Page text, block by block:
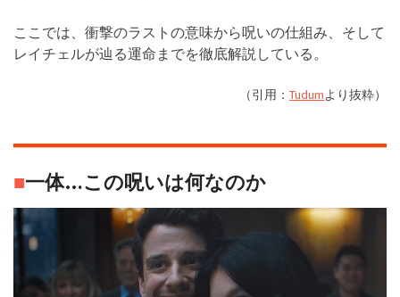
ここでは、衝撃のラストの意味から呪いの仕組み、そして
レイチェルが辿る運命までを徹底解説している。
（引用：Tudumより抜粋）
■一体…この呪いは何なのか